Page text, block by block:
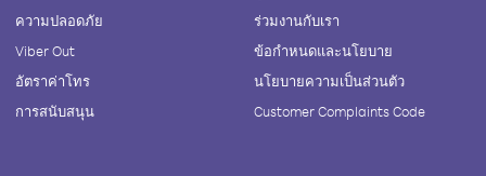
ความปลอดภัย
Viber Out
อัตราค่าโทร
การสนับสนุน
ร่วมงานกับเรา
ข้อกำหนดและนโยบาย
นโยบายความเป็นส่วนตัว
Customer Complaints Code